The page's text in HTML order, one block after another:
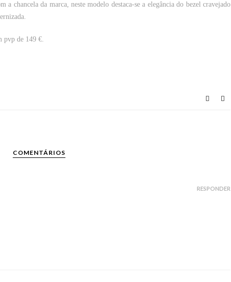
chancela da marca, neste modelo destaca-se a elegância do bezel cravejado
pvp de 149 €.
COMENTÁRIOS
RESPONDER